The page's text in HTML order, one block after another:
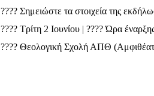
???? Σημειώστε τα στοιχεία της
???? Τρίτη 2 Ιουνίου | ???? Ώρα
????️ Θεολογική Σχολή ΑΠΘ